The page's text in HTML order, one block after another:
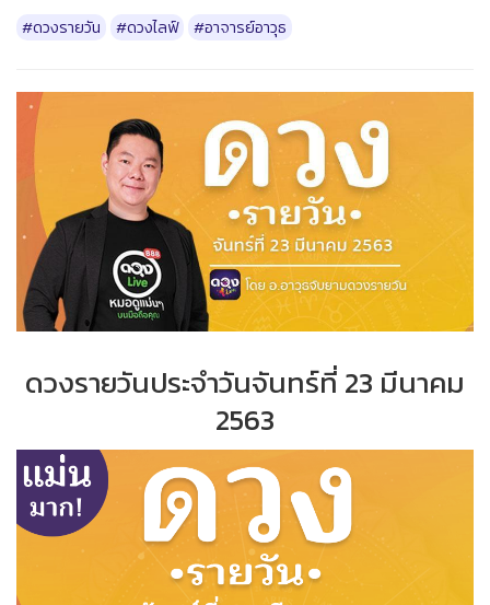
#ดวงรายวัน #ดวงไลฟ์ #อาจารย์อาวุธ
ดวงรายวันประจำวันจันทร์ที่ 23 มีนาคม
2563